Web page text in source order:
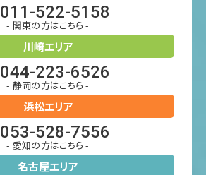
011-522-5158
- 関東の方はこちら -
川崎エリア
044-223-6526
- 静岡の方はこちら -
浜松エリア
053-528-7556
- 愛知の方はこちら -
名古屋エリア